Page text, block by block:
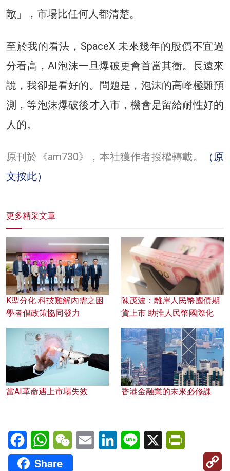
敵」，市場比任何人都清楚。
至於我的看法，SpaceX 未來幾年的股價不宜過
分看高，AI泡沫一旦爆破更會首當其衝。長遠來
說，我卻是看好的。問題是，泡沫的高峰極難預
測，等泡沫爆破後才入市，機會是留給耐性好的
人的。
原刊於《am730》，本社獲作者授權轉載。
（原
文按此）
更多精采文章
K型分化 科技難解內需之困
學者倡政策協同發力
陳茂波：離岸人民幣國債期
貨上市 助推人民幣國際化
當AI革命遇上市場失效 香港金融業的未來必修課
FacebookWhatsAppWeChatEmail LinkedInLine X
Share